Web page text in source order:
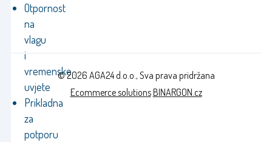
Otpornost
na
vlagu
i
vremenske
uvjete
Prikladna
za
potporu
© 2026 AGA24 d.o.o., Sva prava pridržana
Ecommerce solutionsBINARGON.cz